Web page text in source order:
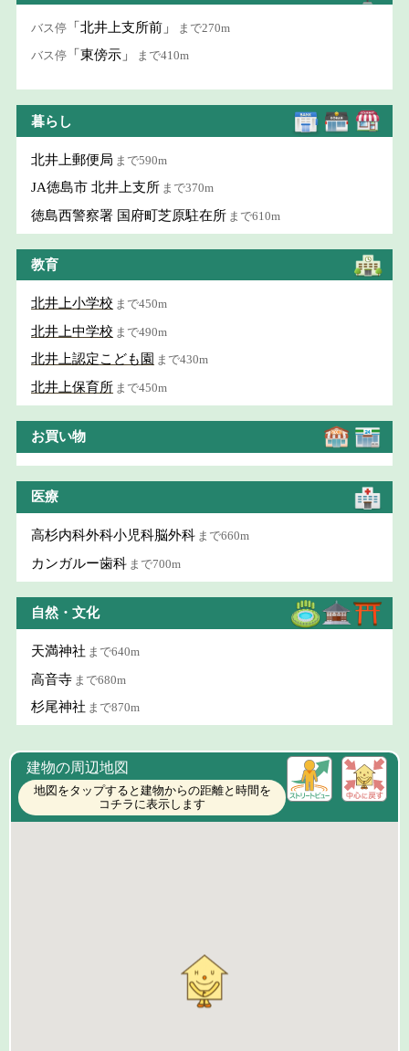
バス停 「北井上支所前」 まで270m
バス停 「東傍示」 まで410m
暮らし
北井上郵便局 まで590m
JA徳島市 北井上支所 まで370m
徳島西警察署 国府町芝原駐在所 まで610m
教育
北井上小学校 まで450m
北井上中学校 まで490m
北井上認定こども園 まで430m
北井上保育所 まで450m
お買い物
医療
高杉内科外科小児科脳外科 まで660m
カンガルー歯科 まで700m
自然・文化
天満神社 まで640m
高音寺 まで680m
杉尾神社 まで870m
建物の周辺地図
地図をタップすると建物からの距離と時間を
コチラに表示します